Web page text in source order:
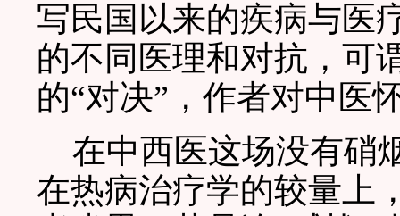
写民国以来的疾病与医
的不同医理和对抗，可
的“对决”，作者对中医
在中西医这场没有硝
在热病治疗学的较量上